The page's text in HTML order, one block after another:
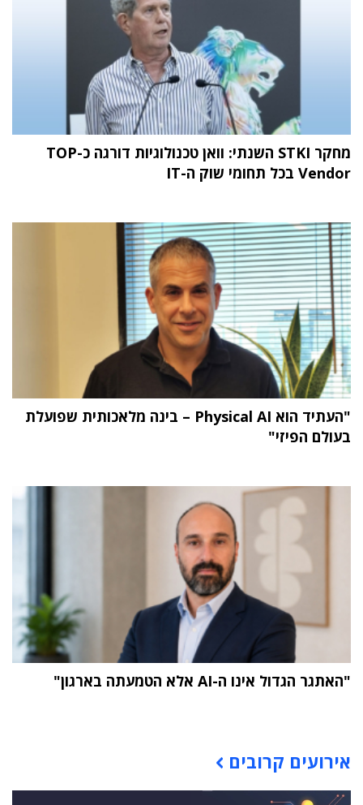
מחקר STKI השנתי: וואן טכנולוגיות דורגה כ-TOP
Vendor בכל תחומי שוק ה-IT
"העתיד הוא Physical AI – בינה מלאכותית שפועלת
בעולם הפיזי"
"האתגר הגדול אינו ה-AI אלא הטמעתה בארגון"
אירועים קרובים